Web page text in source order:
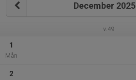
December 2025
v.49
1
Mån
2